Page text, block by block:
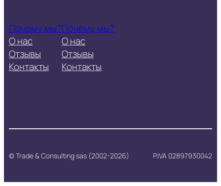
Почему мы?
О нас
Отзывы
Контакты
Почему мы?
О нас
Отзывы
Контакты
© Trade & Consulting sas (2002-2026) P.IVA 02897930042